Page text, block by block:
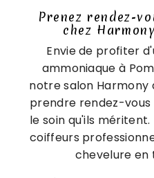
Prenez rendez-
chez
Envie de profiter
ammoniaque à
notre salon Harmony
prendre rendez-
le soin qu'ils
coiffeurs
chevelure en